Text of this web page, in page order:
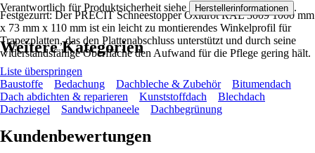
Festgezurrt: Der PRECIT Schneestopper Oxidrot RAL 3009 1000 mm
x 73 mm x 110 mm ist ein leicht zu montierendes Winkelprofil für
Trapezplatten, das den Plattenabschluss unterstützt und durch seine
widerstandsfähige Oberfläche den Aufwand für die Pflege gering hält.
Verantwortlich für Produktsicherheit siehe Herstellerinformationen .
Weitere Kategorien
Liste überspringen
Baustoffe
Bedachung Dachbleche & Zubehör
Bitumendach
Dach abdichten & reparieren
Kunststoffdach
Blechdach
Dachziegel
Sandwichpaneele Dachbegrünung
Kundenbewertungen